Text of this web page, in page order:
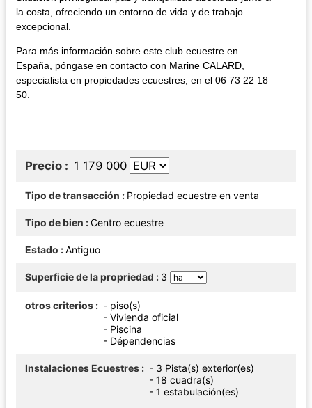
la costa, ofreciendo un entorno de vida y de trabajo
excepcional.
Para más información sobre este club ecuestre en
España, póngase en contacto con Marine CALARD,
especialista en propiedades ecuestres, en el 06 73 22 18
50.
Precio 1 179 000
Tipo de transacción Propiedad ecuestre en venta
Tipo de bien Centro ecuestre
Estado Antiguo
Superficie de la propriedad 3
otros criterios
- piso(s)
- Vivienda oficial
- Piscina
- Dépendencias
Instalaciones Ecuestres
- 3 Pista(s) exterior(es)
- 18 cuadra(s)
- 1 estabulación(es)